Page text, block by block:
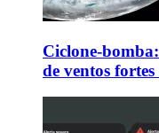
Ciclone-
de ventos